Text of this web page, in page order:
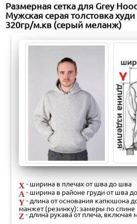
Размерная сетка для Grey
Мужская серая толстовка худи
320гр/м.кв (серый меланж)
X - ширина в плечах от шва до шва
A- ширина в районе груди от шва
Y- длина от основания капюшона
манжет (резинку): замеры по спине
Z - длина рукава от плеча, включая